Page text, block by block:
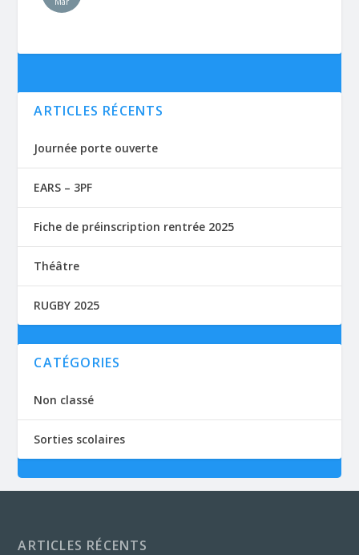
ARTICLES RÉCENTS
Journée porte ouverte
EARS – 3PF
Fiche de préinscription rentrée 2025
Théâtre
RUGBY 2025
CATÉGORIES
Non classé
Sorties scolaires
ARTICLES RÉCENTS